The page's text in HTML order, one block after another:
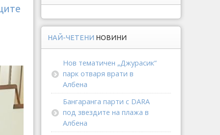
НАЙ-ЧЕТЕНИ НОВИНИ
Нов тематичен „Джурасик“
парк отваря врати в
Албена
Бангаранга парти с DARA
под звездите на плажа в
Албена